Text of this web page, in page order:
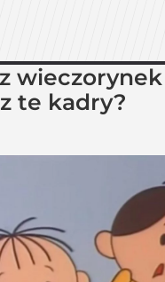
wieczorynek
te kadry?